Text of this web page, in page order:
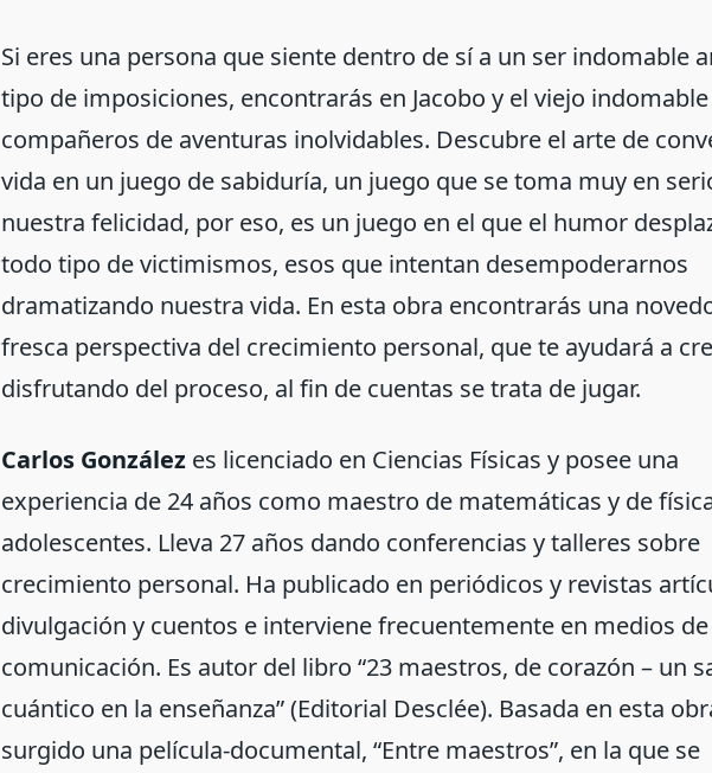
Si eres una persona que siente dentro de sí a un ser indomable
tipo de imposiciones, encontrarás en Jacobo y el viejo
compañeros de aventuras inolvidables. Descubre el arte de
vida en un juego de sabiduría, un juego que se toma muy en
nuestra felicidad, por eso, es un juego en el que el humor
todo tipo de victimismos, esos que intentan desempoderarnos
dramatizando nuestra vida. En esta obra encontrarás una
fresca perspectiva del crecimiento personal, que te ayudará a
disfrutando del proceso, al fin de cuentas se trata de jugar.
Carlos Gonzálezes licenciado en Ciencias Físicas y posee una
experiencia de 24 años como maestro de matemáticas y de
adolescentes. Lleva 27 años dando conferencias y talleres sobre
crecimiento personal. Ha publicado en periódicos y revistas
divulgación y cuentos e interviene frecuentemente en medios de
comunicación. Es autor del libro “23 maestros, de corazón – un
cuántico en la enseñanza” (Editorial Desclée). Basada en esta
surgido una película-documental, “Entre maestros”, en la que se